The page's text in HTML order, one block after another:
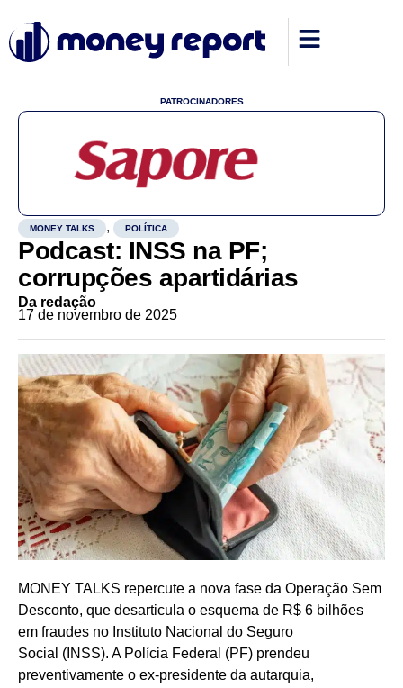
PATROCINADORES
MONEY TALKS , POLÍTICA
Podcast: INSS na PF;
corrupções apartidárias
Da redação
17 de novembro de 2025
MONEY TALKS repercute a nova fase da Operação Sem
Desconto, que desarticula o esquema de R$ 6 bilhões
em fraudes no Instituto Nacional do Seguro
Social (INSS). A Polícia Federal (PF) prendeu
preventivamente o ex-presidente da autarquia,